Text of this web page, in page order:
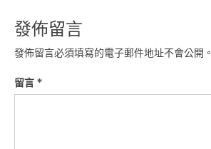
發佈留言
發佈留言必須填寫的電子郵件地址不會公開。
留言 *